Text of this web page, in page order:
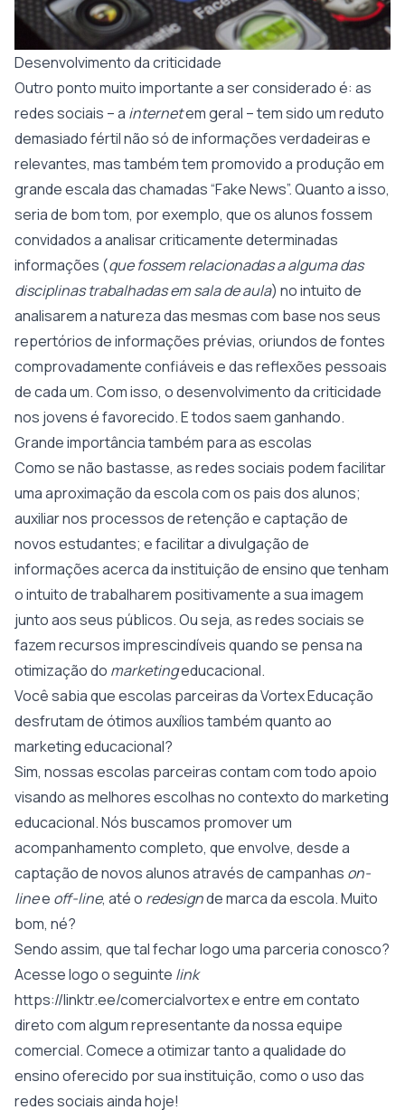
Desenvolvimento da criticidade
Outro ponto muito importante a ser considerado é: as
redes sociais – a internetem geral – tem sido um reduto
demasiado fértil não só de informações verdadeiras e
relevantes, mas também tem promovido a produção em
grande escala das chamadas “Fake News”. Quanto a isso,
seria de bom tom, por exemplo, que os alunos fossem
convidados a analisar criticamente determinadas
informações (que fossem relacionadas a alguma das
disciplinas trabalhadas em sala de aula) no intuito de
analisarem a natureza das mesmas com base nos seus
repertórios de informações prévias, oriundos de fontes
comprovadamente confiáveis e das reflexões pessoais
de cada um. Com isso, o desenvolvimento da criticidade
nos jovens é favorecido. E todos saem ganhando.
Grande importância também para as escolas
Como se não bastasse, as redes sociais podem facilitar
uma aproximação da escola com os pais dos alunos;
auxiliar nos processos de retenção e captação de
novos estudantes; e facilitar a divulgação de
informações acerca da instituição de ensino que tenham
o intuito de trabalharem positivamente a sua imagem
junto aos seus públicos. Ou seja, as redes sociais se
fazem recursos imprescindíveis quando se pensa na
otimização do marketingeducacional.
Você sabia que escolas parceiras da Vortex Educação
desfrutam de ótimos auxílios também quanto ao
marketing educacional?
Sim, nossas escolas parceiras contam com todo apoio
visando as melhores escolhas no contexto do marketing
educacional. Nós buscamos promover um
acompanhamento completo, que envolve, desde a
captação de novos alunos através de campanhas on-
linee off-line, até o redesignde marca da escola. Muito
bom, né?
Sendo assim, que tal fechar logo uma parceria conosco?
Acesse logo o seguinte link
https://linktr.ee/comercialvortexe entre em contato
direto com algum representante da nossa equipe
comercial. Comece a otimizar tanto a qualidade do
ensino oferecido por sua instituição, como o uso das
redes sociais ainda hoje!